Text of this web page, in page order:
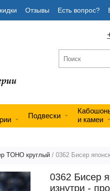
Отзывы Есть вопрос?
Подвески
и камеи
TOHO круглый / 0362 Бисер
0362 Бисер
изнутри -